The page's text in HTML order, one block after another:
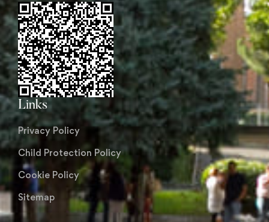
Links
Privacy Policy
Child Protection Policy
Cookie Policy
Sitemap